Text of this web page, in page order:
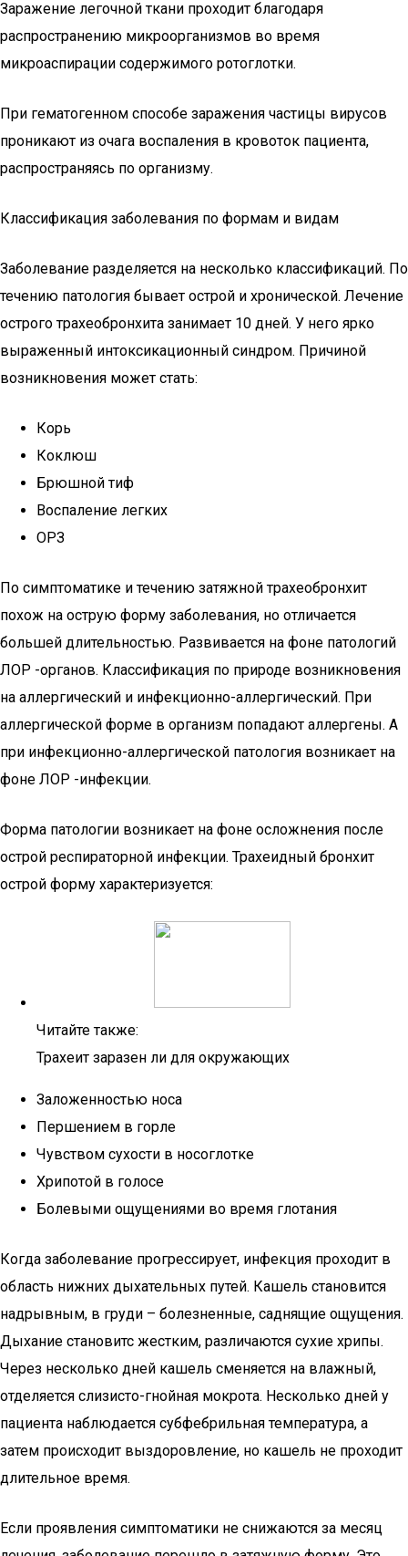
Заражение легочной ткани проходит благодаря
распространению микроорганизмов во время
микроаспирации содержимого ротоглотки.
При гематогенном способе заражения частицы вирусов
проникают из очага воспаления в кровоток пациента,
распространяясь по организму.
Классификация заболевания по формам и видам
Заболевание разделяется на несколько классификаций. По
течению патология бывает острой и хронической. Лечение
острого трахеобронхита занимает 10 дней. У него ярко
выраженный интоксикационный синдром. Причиной
возникновения может стать:
Корь
Коклюш
Брюшной тиф
Воспаление легких
ОРЗ
По симптоматике и течению затяжной трахеобронхит
похож на острую форму заболевания, но отличается
большей длительностью. Развивается на фоне патологий
ЛОР -органов. Классификация по природе возникновения
на аллергический и инфекционно-аллергический. При
аллергической форме в организм попадают аллергены. А
при инфекционно-аллергической патология возникает на
фоне ЛОР -инфекции.
Форма патологии возникает на фоне осложнения после
острой респираторной инфекции. Трахеидный бронхит
острой форму характеризуется:
Читайте также:
Трахеит заразен ли для окружающих
Заложенностью носа
Першением в горле
Чувством сухости в носоглотке
Хрипотой в голосе
Болевыми ощущениями во время глотания
Когда заболевание прогрессирует, инфекция проходит в
область нижних дыхательных путей. Кашель становится
надрывным, в груди – болезненные, саднящие ощущения.
Дыхание становитс жестким, различаются сухие хрипы.
Через несколько дней кашель сменяется на влажный,
отделяется слизисто-гнойная мокрота. Несколько дней у
пациента наблюдается субфебрильная температура, а
затем происходит выздоровление, но кашель не проходит
длительное время.
Если проявления симптоматики не снижаются за месяц